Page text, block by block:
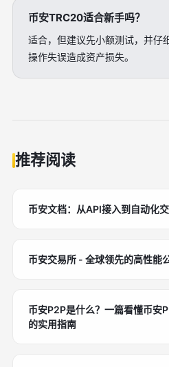
币安TRC20适合新手吗？
适合，但建议先小额测试，并仔
操作失误造成资产损失。
推荐阅读
币安文档：从API接入到自动化
币安交易所 - 全球领先的高性能
币安P2P是什么？一篇看懂币安
的实用指南